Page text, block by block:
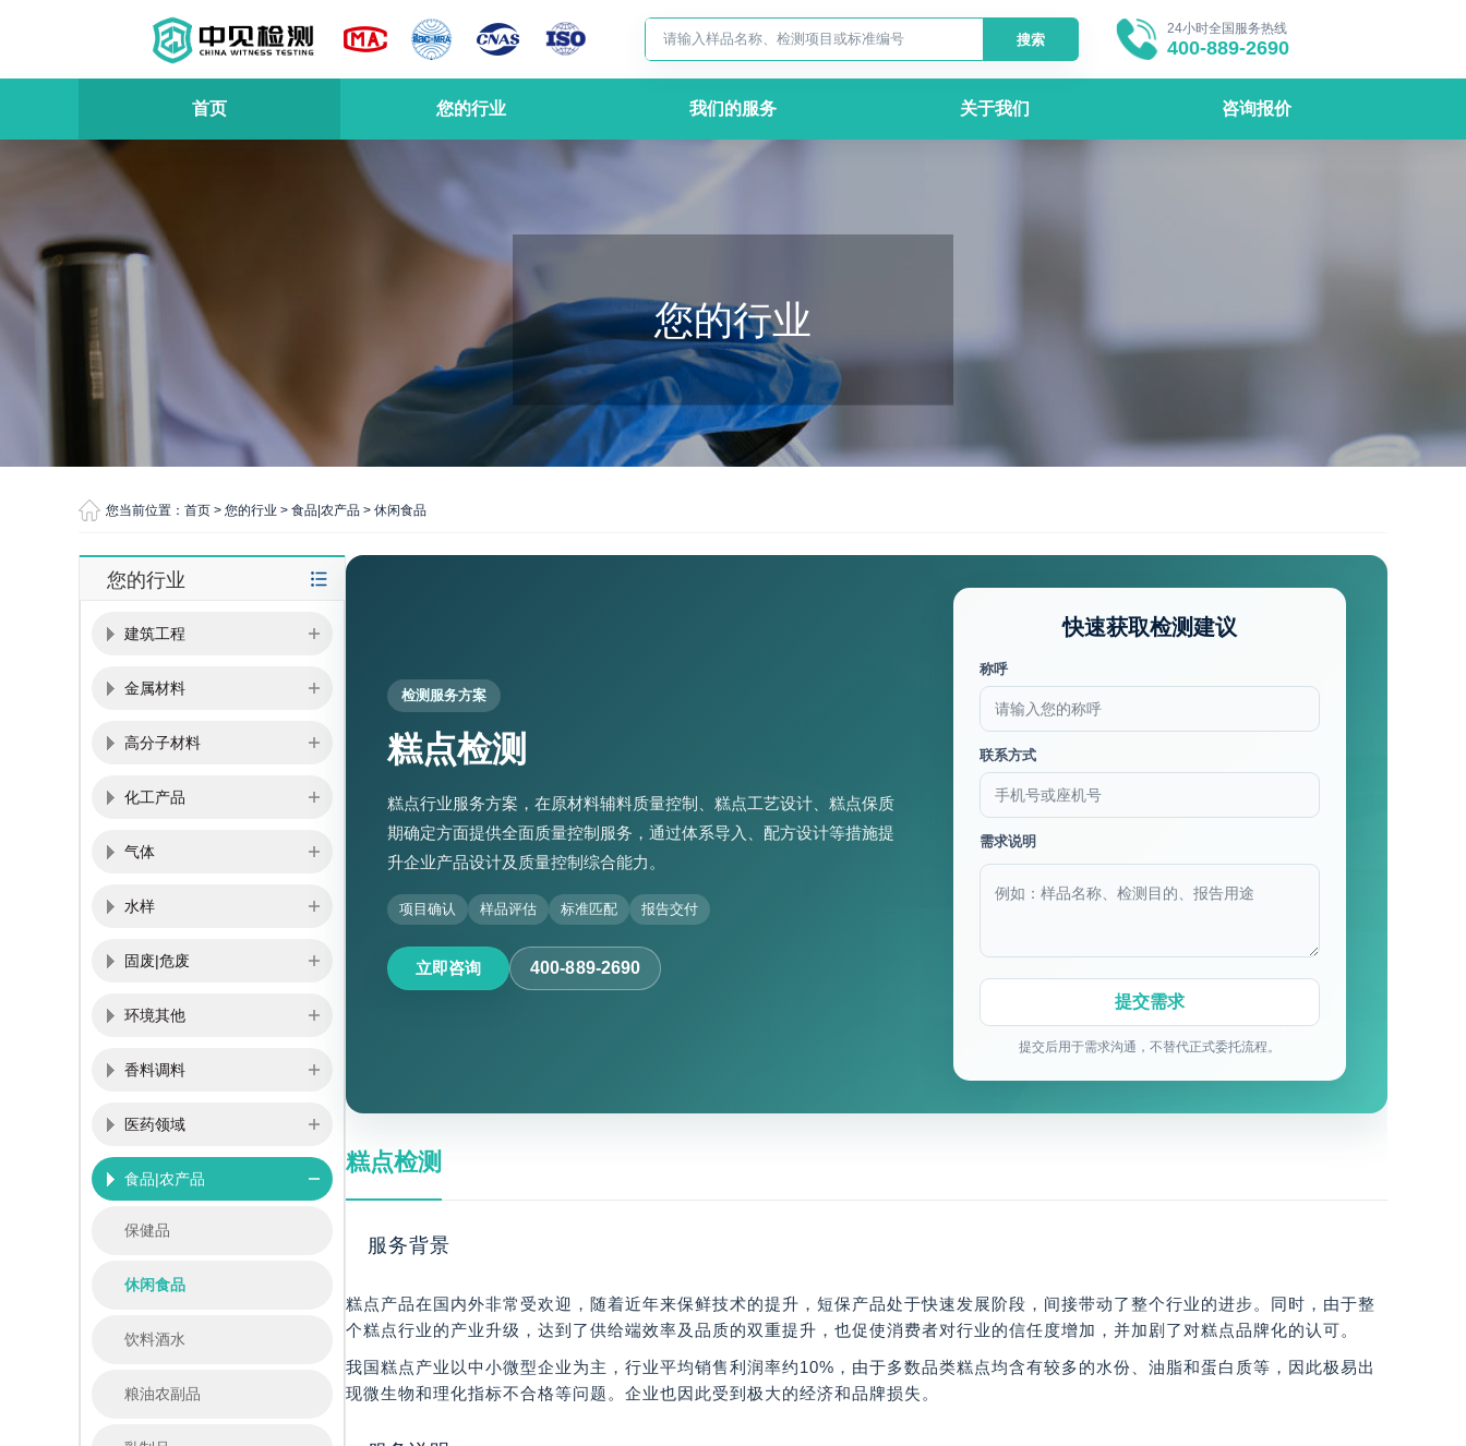
搜索
24小时全国服务热线
400-889-2690
首页 您的行业 我们的服务 关于我们 咨询报价
您的行业
您当前位置： 首页 > 您的行业 > 食品|农产品 > 休闲食品
您的行业
建筑工程
金属材料
高分子材料
化工产品
气体
水样
固废|危废
环境其他
香料调料
医药领域
食品|农产品
保健品
休闲食品
饮料酒水
粮油农副品
检测服务方案
糕点检测
糕点行业服务方案，在原材料辅料质量控制、糕点工艺设计、糕点保质
期确定方面提供全面质量控制服务，通过体系导入、配方设计等措施提
升企业产品设计及质量控制综合能力。
项目确认 样品评估 标准匹配 报告交付
立即咨询 400-889-2690
快速获取检测建议
称呼
联系方式
需求说明
提交后用于需求沟通，不替代正式委托流程。
糕点检测
服务背景
糕点产品在国内外非常受欢迎，随着近年来保鲜技术的提升，短保产品处于快速发展阶段，间接带动了整个行业的进步。同时，由于整
个糕点行业的产业升级，达到了供给端效率及品质的双重提升，也促使消费者对行业的信任度增加，并加剧了对糕点品牌化的认可。
我国糕点产业以中小微型企业为主，行业平均销售利润率约10%，由于多数品类糕点均含有较多的水份、油脂和蛋白质等，因此极易出
现微生物和理化指标不合格等问题。企业也因此受到极大的经济和品牌损失。